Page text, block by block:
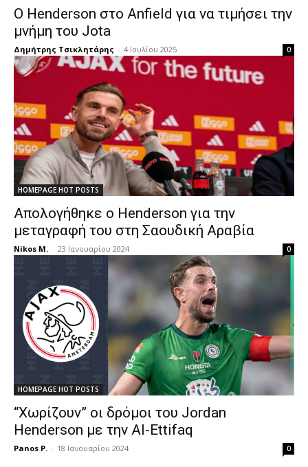
Ο Henderson στο Anfield για να τιμήσει την
μνήμη του Jota
Δημήτρης Τσικλητάρης - 4 Ιουλίου 2025 0
HOMEPAGE HOT POSTS
Απολογήθηκε ο Henderson για την
μεταγραφή του στη Σαουδική Αραβία
Nikos M. - 23 Ιανουαρίου 2024 0
HOMEPAGE HOT POSTS
“Χωρίζουν” οι δρόμοι του Jordan
Henderson με την Al-Ettifaq
Panos P. - 18 Ιανουαρίου 2024 0